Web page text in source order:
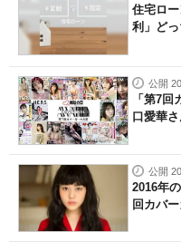
住宅ロ
利」ど
公開
「第7
口愛華
公開
2016年
回カバ